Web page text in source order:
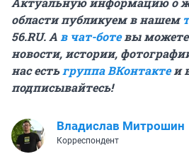
области публикуем в нашем
56.RU. А в чат-ботевы можете
новости, истории,
нас естьгруппа ВКонтактеи
подписывайтесь!
Владислав Митрошин
Корреспондент